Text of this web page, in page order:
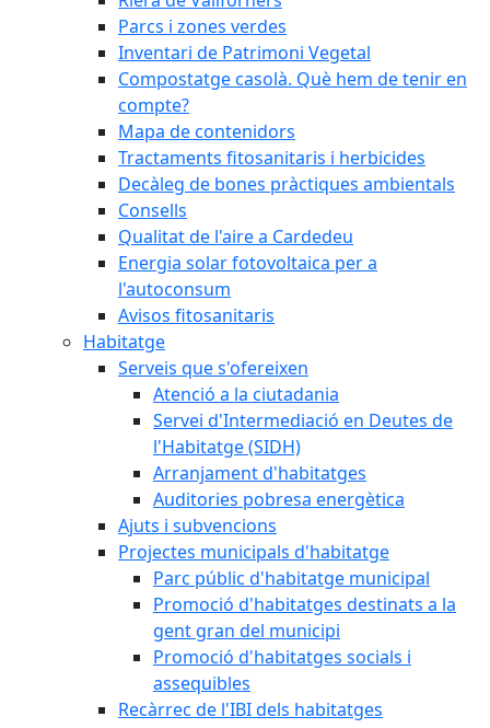
Parcs i zones verdes
Inventari de Patrimoni Vegetal
Compostatge casolà. Què hem de tenir en
compte?
Mapa de contenidors
Tractaments fitosanitaris i herbicides
Decàleg de bones pràctiques ambientals
Consells
Qualitat de l'aire a Cardedeu
Energia solar fotovoltaica per a
l'autoconsum
Avisos fitosanitaris
Habitatge
Serveis que s'ofereixen
Atenció a la ciutadania
Servei d'Intermediació en Deutes de
l'Habitatge (SIDH)
Arranjament d'habitatges
Auditories pobresa energètica
Ajuts i subvencions
Projectes municipals d'habitatge
Parc públic d'habitatge municipal
Promoció d'habitatges destinats a la
gent gran del municipi
Promoció d'habitatges socials i
assequibles
Recàrrec de l'IBI dels habitatges